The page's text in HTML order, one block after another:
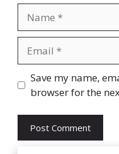
Website
Save my name,
browser for the